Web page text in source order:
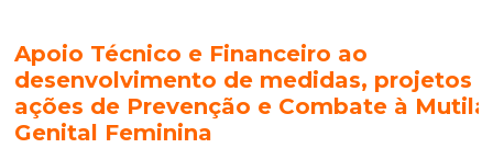
Apoio Técnico e Financeiro ao
desenvolvimento de medidas, projetos
ações de Prevenção e Combate à
Genital Feminina